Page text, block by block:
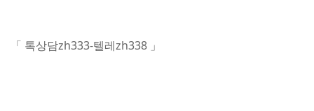
「 톡상담zh333-텔레zh338 」